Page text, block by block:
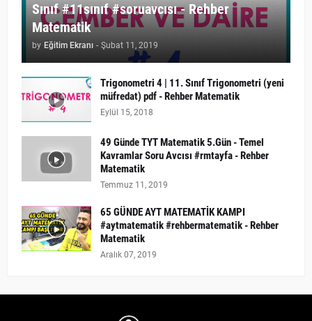
Sınıf #11sınıf #soruavcısı - Rehber
Matematik
by Eğitim Ekranı - Şubat 11, 2019
Trigonometri 4 | 11. Sınıf Trigonometri (yeni
müfredat) pdf - Rehber Matematik
Eylül 15, 2018
49 Günde TYT Matematik 5.Gün - Temel
Kavramlar Soru Avcısı #rmtayfa - Rehber
Matematik
Temmuz 11, 2019
65 GÜNDE AYT MATEMATİK KAMPI
#aytmatematik #rehbermatematik - Rehber
Matematik
Aralık 07, 2019